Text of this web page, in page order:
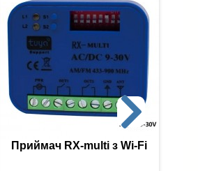
Приймач RX-multi з Wi-Fi